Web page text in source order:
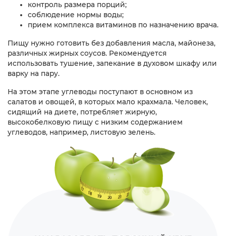
контроль размера порций;
соблюдение нормы воды;
прием комплекса витаминов по назначению врача.
Пищу нужно готовить без добавления масла, майонеза,
различных жирных соусов. Рекомендуется
использовать тушение, запекание в духовом шкафу или
варку на пару.
На этом этапе углеводы поступают в основном из
салатов и овощей, в которых мало крахмала. Человек,
сидящий на диете, потребляет жирную,
высокобелковую пищу с низким содержанием
углеводов, например, листовую зелень.